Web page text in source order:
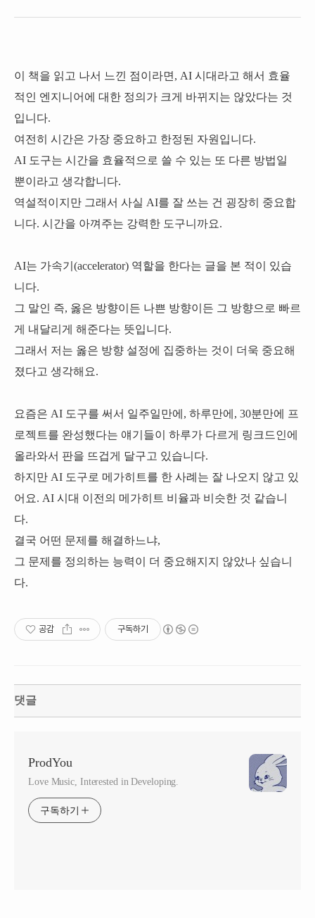
이 책을 읽고 나서 느낀 점이라면, AI 시대라고 해서 효율
적인 엔지니어에 대한 정의가 크게 바뀌지는 않았다는 것
입니다.
여전히 시간은 가장 중요하고 한정된 자원입니다.
AI 도구는 시간을 효율적으로 쓸 수 있는 또 다른 방법일
뿐이라고 생각합니다.
역설적이지만 그래서 사실 AI를 잘 쓰는 건 굉장히 중요합
니다. 시간을 아껴주는 강력한 도구니까요.
AI는 가속기(accelerator) 역할을 한다는 글을 본 적이 있습
니다.
그 말인 즉, 옳은 방향이든 나쁜 방향이든 그 방향으로 빠르
게 내달리게 해준다는 뜻입니다.
그래서 저는 옳은 방향 설정에 집중하는 것이 더욱 중요해
졌다고 생각해요.
요즘은 AI 도구를 써서 일주일만에, 하루만에, 30분만에 프
로젝트를 완성했다는 얘기들이 하루가 다르게 링크드인에
올라와서 판을 뜨겁게 달구고 있습니다.
하지만 AI 도구로 메가히트를 한 사례는 잘 나오지 않고 있
어요. AI 시대 이전의 메가히트 비율과 비슷한 것 같습니
다.
결국 어떤 문제를 해결하느냐,
그 문제를 정의하는 능력이 더 중요해지지 않았나 싶습니
다.
공감 구독하기
댓글
ProdYou
Love Music, Interested in Developing.
구독하기